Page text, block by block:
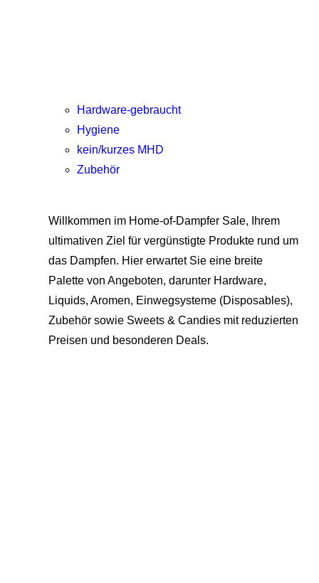
Hardware-gebraucht
Hygiene
kein/kurzes MHD
Zubehör
Willkommen im Home-of-Dampfer Sale, Ihrem
ultimativen Ziel für vergünstigte Produkte rund um
das Dampfen. Hier erwartet Sie eine breite
Palette von Angeboten, darunter Hardware,
Liquids, Aromen, Einwegsysteme (Disposables),
Zubehör sowie Sweets & Candies mit reduzierten
Preisen und besonderen Deals.